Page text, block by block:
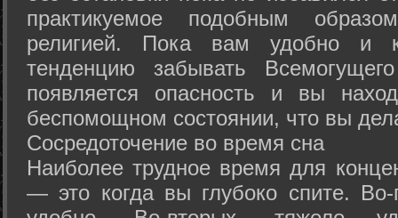
практикуемое подобным
религией. Пока вам удобно и
тенденцию забывать
появляется опасность и вы
беспомощном состоянии, что вы
Сосредоточение во время сна
Наиболее трудное время для
— это когда вы глубоко спите.